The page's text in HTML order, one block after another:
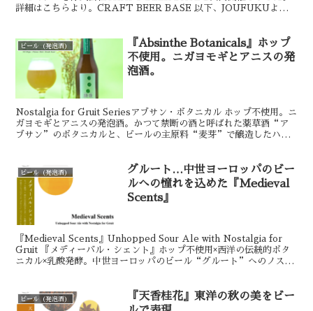
詳細はこちらより。CRAFT BEER BASE 以下、JOUFUKUよりご
ビール（発泡酒）
『Absinthe Botanicals』ホップ
不使用。ニガヨモギとアニスの発
泡酒。
Nostalgia for Gruit Seriesアブサン・ボタニカル ホップ不使用。ニ
ガヨモギとアニスの発泡酒。かつて禁断の酒と呼ばれた薬草酒“ア
ブサン”のボタニカルと、ビールの主原料“麦芽”で醸造したハイ
ビール（発泡酒）
グルート…中世ヨーロッパのビー
ルへの憧れを込めた『Medieval
Scents』
『Medieval Scents』Unhopped Sour Ale with Nostalgia for
Gruit 『メディーバル・シェント』ホップ不使用×西洋の伝統的ボタ
ニカル×乳酸発酵。中世ヨーロッパのビール“グルート”へのノスタ
ビール（発泡酒）
『天香桂花』東洋の秋の美をビー